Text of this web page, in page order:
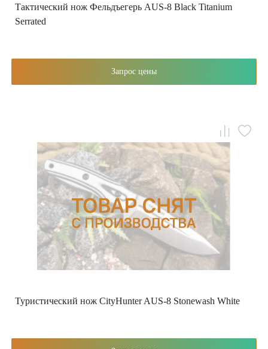
Тактический нож Фельдъегерь AUS-8 Black Titanium
Serrated
Запрос цены
Туристичеcкий нож CityHunter AUS-8 Stonewash White